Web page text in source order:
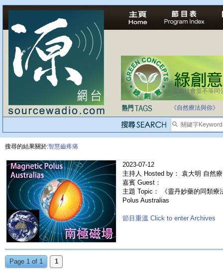
法治社會並不等同
自家教育合法化-
《自然療法與你》
搜尋的結果關於:智慧齒疼痛
2023-07-12
主持人 Hosted by： 袁大明 自然
嘉賓 Guest：
主題 Topic： 《靈丹妙藥的同類
Polus Australias
節目重溫 Click to enter Archives
Page 1 of 1 1